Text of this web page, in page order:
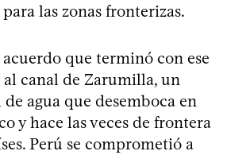
las zonas fronterizas.
que terminó con ese
canal de Zarumilla, un
agua que desemboca en
y hace las veces de frontera
Perú se comprometió a